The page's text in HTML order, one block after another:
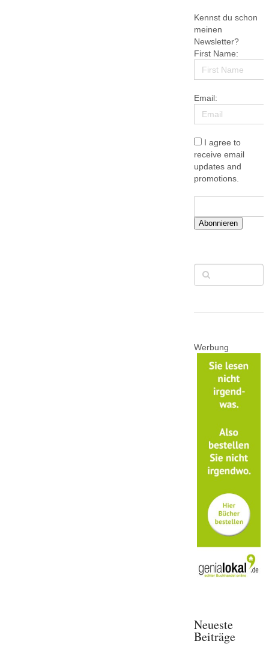
Kennst du schon
meinen
Newsletter?
First Name:
Email:
I agree to
receive email
updates and
promotions.
Abonnieren
Werbung
Neueste
Beiträge